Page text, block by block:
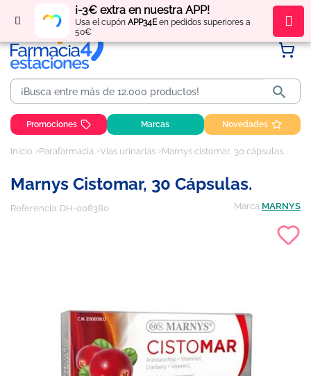
¡-3€ extra en nuestra APP!
Usa el cupón APP34Een pedidos superiores a
50€
Regístratey obténpuntos por tus compras

Promociones Marcas Novedades
Inicio Parafarmacia Vías urinarias Marnys cistomar, 30 cápsulas.
Marnys Cistomar, 30 Cápsulas.
Referencia: DH-008380 Marca MARNYS